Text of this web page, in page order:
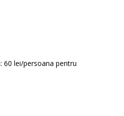
60 lei/persoana pentru